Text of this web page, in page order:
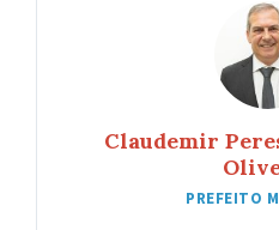
Claudemir
PREFEITO